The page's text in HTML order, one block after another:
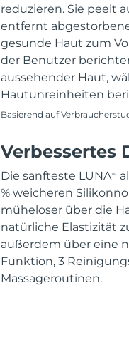
reduzieren. Sie peelt
entfernt
gesunde Haut zum
der Benutzer
aussehender Haut,
Hautunreinheiten
Basierend auf
Verbessertes
Die sanfteste LUNATM
% weicheren
müheloser über die
natürliche Elastizität
außerdem über eine
Funktion, 3
Massageroutinen.